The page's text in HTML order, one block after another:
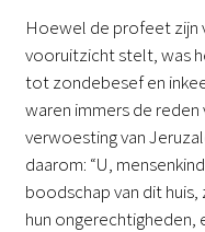
Hoewel de profeet zijn
vooruitzicht stelt, was
tot zondebesef en
waren immers de
verwoesting van
daarom: “U,
boodschap van dit
hun ongerechtigheden,